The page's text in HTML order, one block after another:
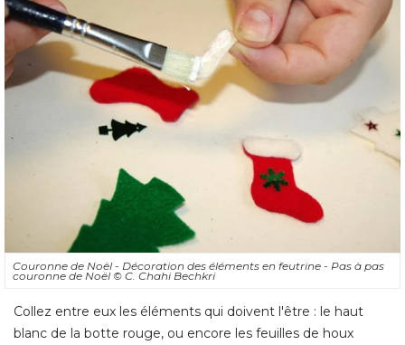
Couronne de Noël - Décoration des éléments en feutrine - Pas à pas
couronne de Noël © C. Chahi Bechkri
Collez entre eux les éléments qui doivent l'être : le haut
blanc de la botte rouge, ou encore les feuilles de houx